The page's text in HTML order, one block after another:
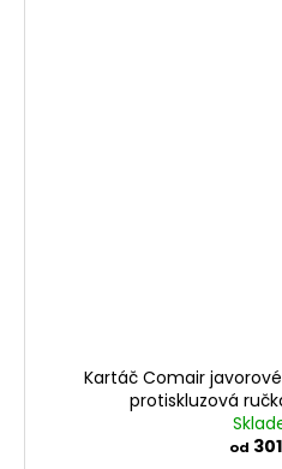
Kartáč Comair
protiskluzová
od